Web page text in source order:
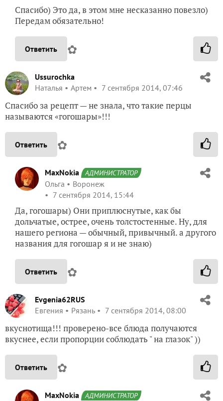
Спасибо) Это да, в этом мне несказанно повезло)
Передам обязательно!
Ответить ✿
Ussurochka
Наталья
Артем 7 сентября 2014, 07:46
Спасибо за рецепт — не знала, что такие перцы
называются «гогошары»!!!
Ответить ✿
MaxNokia АДМИНИСТРАТОР
Ольга
Воронеж
7 сентября 2014, 15:44
Да, гогошары) Они приплюснутые, как бы
дольчатые, острее, очень толстостенные. Ну, для
нашего региона — обычный, привычный. а другого
названия для гогошар я и не знаю)
Ответить ✿
Evgenia62RUS
Евгения
Рязань 7 сентября 2014, 08:00
вкуснотища!!! проверено-все блюда получаются
вкуснее, если пропорции соблюдать " на глазок" ))
Ответить ✿
MaxNokia АДМИНИСТРАТОР